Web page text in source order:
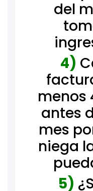
del
4)
menos
antes
mes
niega
5)